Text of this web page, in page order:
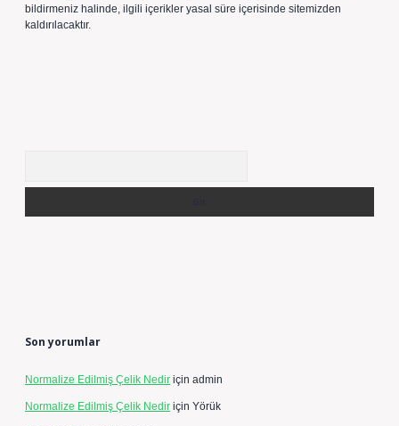
bildirmeniz halinde, ilgili içerikler yasal süre içerisinde sitemizden
kaldırılacaktır.
Son yorumlar
Normalize Edilmiş Çelik Nedir için admin
Normalize Edilmiş Çelik Nedir için Yörük